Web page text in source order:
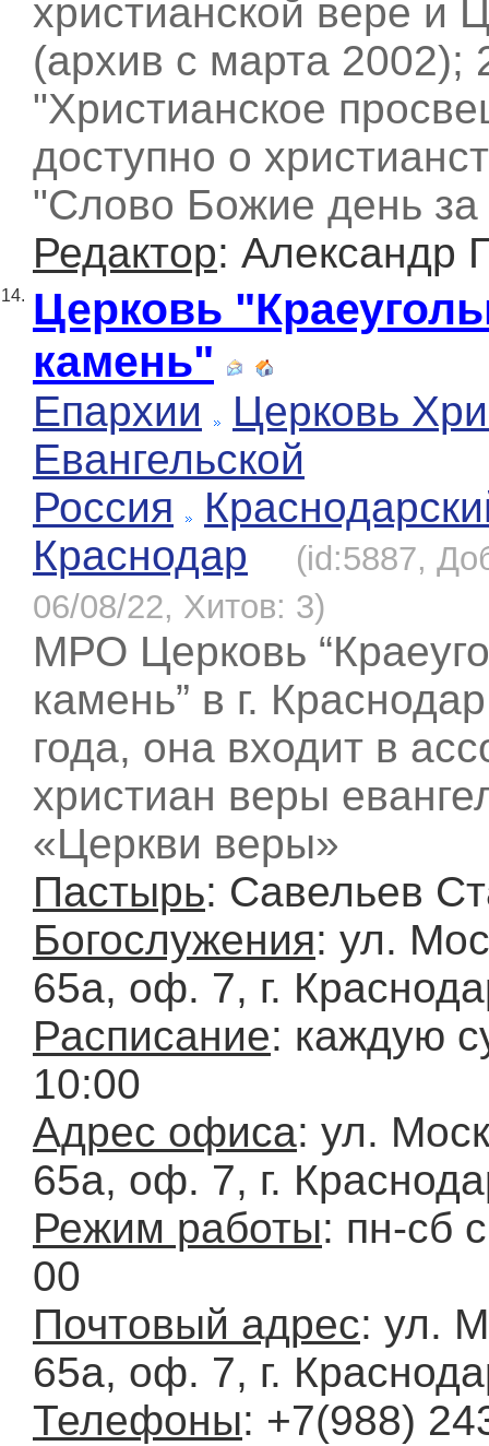
христианской вере и
(архив с марта 2002);
"Христианское
доступно о
"Слово Божие день
Редактор: Александр
14. Церковь
камень"
Епархии
Церковь
Евангельской
Россия
Краснодар
(id:5887,
06/08/22, Хитов: 3)
МРО Церковь
камень” в г.
года, она входит в
христиан веры
«Церкви веры»
Пастырь: Савельев
Богослужения: ул.
65а, оф. 7, г.
Расписание: каждую
10:00
Адрес офиса: ул.
65а, оф. 7, г.
Режим работы: пн-сб
00
Почтовый адрес: ул.
65а, оф. 7, г.
Телефоны: +7(988)